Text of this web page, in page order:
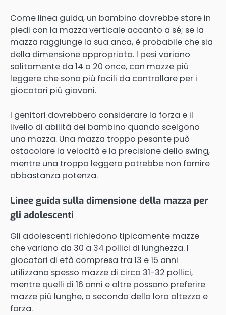
Come linea guida, un bambino dovrebbe stare in
piedi con la mazza verticale accanto a sé; se la
mazza raggiunge la sua anca, è probabile che sia
della dimensione appropriata. I pesi variano
solitamente da 14 a 20 once, con mazze più
leggere che sono più facili da controllare per i
giocatori più giovani.
I genitori dovrebbero considerare la forza e il
livello di abilità del bambino quando scelgono
una mazza. Una mazza troppo pesante può
ostacolare la velocità e la precisione dello swing,
mentre una troppo leggera potrebbe non fornire
abbastanza potenza.
Linee guida sulla dimensione della mazza per
gli adolescenti
Gli adolescenti richiedono tipicamente mazze
che variano da 30 a 34 pollici di lunghezza. I
giocatori di età compresa tra 13 e 15 anni
utilizzano spesso mazze di circa 31-32 pollici,
mentre quelli di 16 anni e oltre possono preferire
mazze più lunghe, a seconda della loro altezza e
forza.